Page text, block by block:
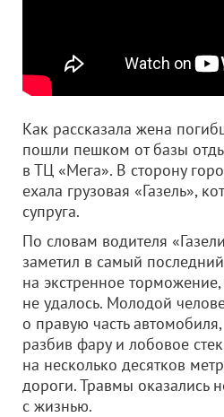
Как рассказала жена
пошли пешком от базы
в ТЦ «Мега». В сторону
ехала грузовая «Газель»,
супруга.
По словам водителя
заметил в самый
на экстренное
не удалось. Молодой
о правую часть автомобиля,
разбив фару и лобовое
на несколько десятков
дороги. Травмы оказались
с жизнью.